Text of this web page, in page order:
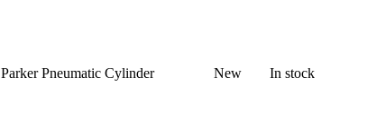
Parker Pneumatic Cylinder New In stock